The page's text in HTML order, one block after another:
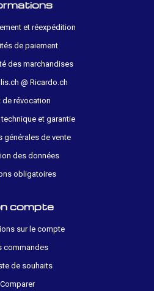
et réexpédition
de paiement
des marchandises
@ Ricardo.ch
de révocation
et garantie
générales de vente
des données
obligatoires
compte
sur le compte
commandes
de souhaits
Comparer